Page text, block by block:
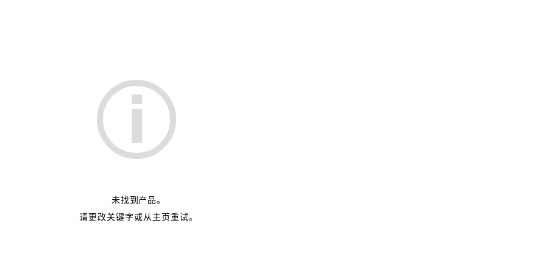
未找到产品。
请更改关键字或从主页重试。